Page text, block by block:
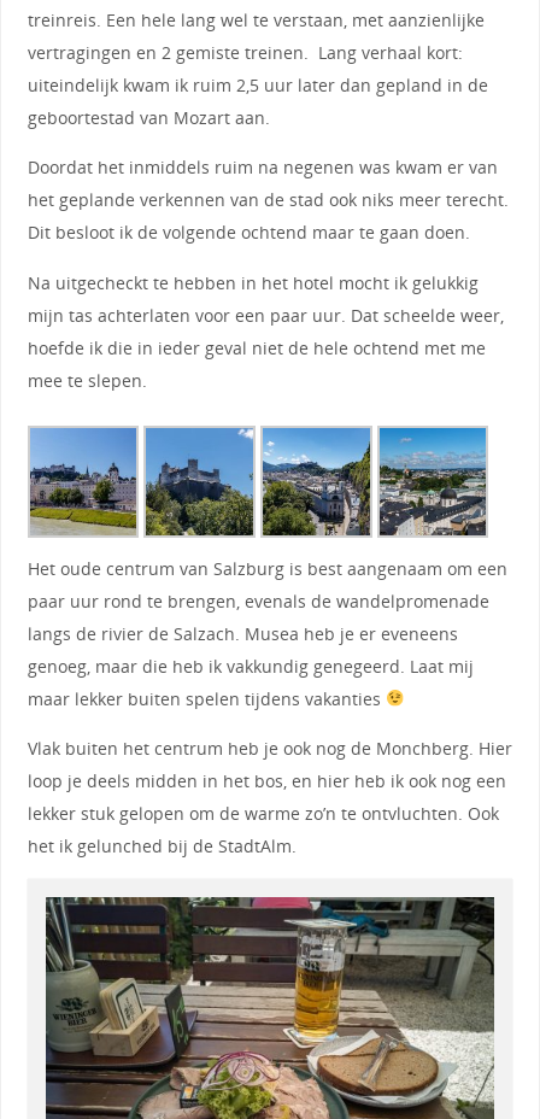
treinreis. Een hele lang wel te verstaan, met aanzienlijke
vertragingen en 2 gemiste treinen. Lang verhaal kort:
uiteindelijk kwam ik ruim 2,5 uur later dan gepland in de
geboortestad van Mozart aan.
Doordat het inmiddels ruim na negenen was kwam er van
het geplande verkennen van de stad ook niks meer terecht.
Dit besloot ik de volgende ochtend maar te gaan doen.
Na uitgecheckt te hebben in het hotel mocht ik gelukkig
mijn tas achterlaten voor een paar uur. Dat scheelde weer,
hoefde ik die in ieder geval niet de hele ochtend met me
mee te slepen.
Het oude centrum van Salzburg is best aangenaam om een
paar uur rond te brengen, evenals de wandelpromenade
langs de rivier de Salzach. Musea heb je er eveneens
genoeg, maar die heb ik vakkundig genegeerd. Laat mij
maar lekker buiten spelen tijdens vakanties
Vlak buiten het centrum heb je ook nog de Monchberg. Hier
loop je deels midden in het bos, en hier heb ik ook nog een
lekker stuk gelopen om de warme zo’n te ontvluchten. Ook
het ik gelunched bij de StadtAlm.